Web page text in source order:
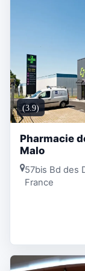
(3.9)
Pharmacie
Malo
57bis Bd des
France